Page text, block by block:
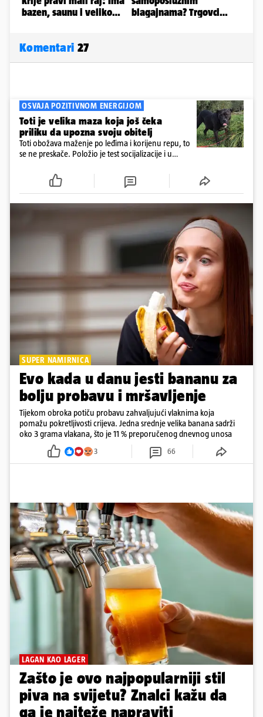
Komentari 27
OSVAJA POZITIVNOM ENERGIJOM
Toti je velika maza koja još čeka
priliku da upozna svoju obitelj
Toti obožava maženje po leđima i korijenu repu, to
se ne preskače. Položio je test socijalizacije i u
cijepljen protiv virusnih zaraznih bolesti
SUPER NAMIRNICA
Evo kada u danu jesti bananu za
bolju probavu i mršavljenje
Tijekom obroka potiču probavu zahvaljujući vlaknima koja
pomažu pokretljivosti crijeva. Jedna srednje velika banana sadrži
oko 3 grama vlakana, što je 11 % preporučenog dnevnog unosa
3 66
LAGAN KAO LAGER
Zašto je ovo najpopularniji stil
piva na svijetu? Znalci kažu da
ga je najteže napraviti